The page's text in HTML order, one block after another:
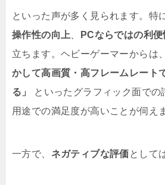
といった声が多く見られます。特
操作性の向上
PCならではの利便
立ちます。ヘビーゲーマーからは、
かして高画質・高フレームレート
る」
といったグラフィック面での
用途での満足度が高いことが伺え
一方で、 ネガティブな評価として